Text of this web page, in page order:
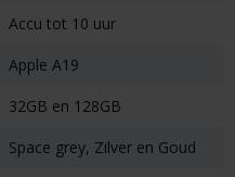
Accu tot 10 uur
Apple A19
32GB en 128GB
Space grey, Zilver en Goud